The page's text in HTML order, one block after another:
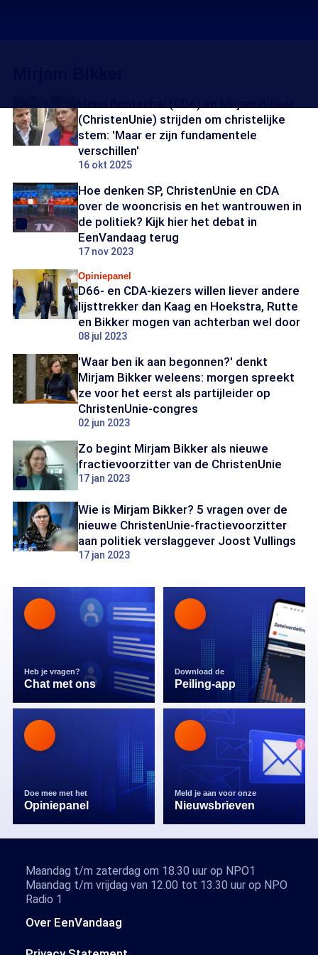
(ChristenUnie) strijden om christelijke
stem: 'Maar er zijn fundamentele
verschillen'
16 okt 2025
Hoe denken SP, ChristenUnie en CDA
over de wooncrisis en het wantrouwen in
de politiek? Kijk hier het debat in
EenVandaag terug
17 nov 2023
Opiniepanel
D66- en CDA-kiezers willen liever andere
lijsttrekker dan Kaag en Hoekstra, Rutte
en Bikker mogen van achterban wel door
08 jul 2023
'Waar ben ik aan begonnen?' denkt
Mirjam Bikker weleens: morgen spreekt
ze voor het eerst als partijleider op
ChristenUnie-congres
02 jun 2023
Zo begint Mirjam Bikker als nieuwe
fractievoorzitter van de ChristenUnie
17 jan 2023
Wie is Mirjam Bikker? 5 vragen over de
nieuwe ChristenUnie-fractievoorzitter
aan politiek verslaggever Joost Vullings
17 jan 2023
Heb je vragen?
Chat met ons
Download de
Peiling-app
Doe mee met het
Opiniepanel
Meld je aan voor onze
Nieuwsbrieven
Over EenVandaag
Maandag t/m zaterdag om 18.30 uur op NPO1
Maandag t/m vrijdag van 12.00 tot 13.30 uur op NPO
Radio 1